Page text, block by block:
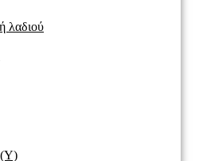
λαδιού
(Υ)